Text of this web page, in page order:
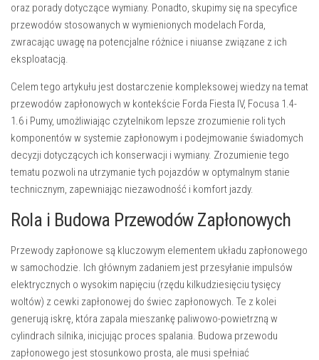
oraz porady dotyczące wymiany. Ponadto, skupimy się na specyfice
przewodów stosowanych w wymienionych modelach Forda,
zwracając uwagę na potencjalne różnice i niuanse związane z ich
eksploatacją.
Celem tego artykułu jest dostarczenie kompleksowej wiedzy na temat
przewodów zapłonowych w kontekście Forda Fiesta IV, Focusa 1.4-
1.6 i Pumy, umożliwiając czytelnikom lepsze zrozumienie roli tych
komponentów w systemie zapłonowym i podejmowanie świadomych
decyzji dotyczących ich konserwacji i wymiany. Zrozumienie tego
tematu pozwoli na utrzymanie tych pojazdów w optymalnym stanie
technicznym, zapewniając niezawodność i komfort jazdy.
Rola i Budowa Przewodów Zapłonowych
Przewody zapłonowe są kluczowym elementem układu zapłonowego
w samochodzie. Ich głównym zadaniem jest przesyłanie impulsów
elektrycznych o wysokim napięciu (rzędu kilkudziesięciu tysięcy
woltów) z cewki zapłonowej do świec zapłonowych. Te z kolei
generują iskrę, która zapala mieszankę paliwowo-powietrzną w
cylindrach silnika, inicjując proces spalania. Budowa przewodu
zapłonowego jest stosunkowo prosta, ale musi spełniać